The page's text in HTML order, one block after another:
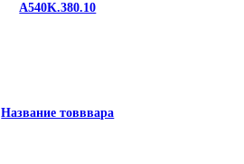
A540K.380.10
Название товввара